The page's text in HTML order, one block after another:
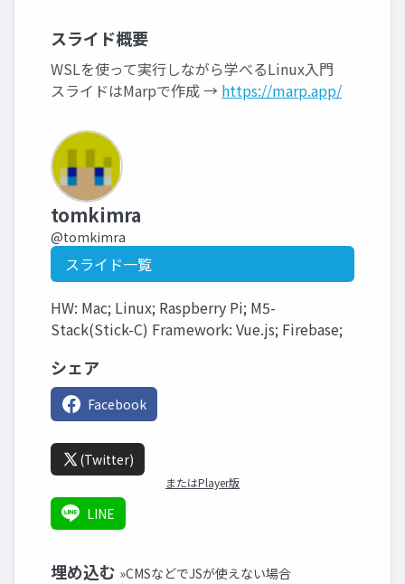
スライド概要
WSLを使って実行しながら学べるLinux入門
スライドはMarpで作成 → https://marp.app/
tomkimra
@tomkimra
スライド一覧
HW: Mac; Linux; Raspberry Pi; M5-
Stack(Stick-C) Framework: Vue.js; Firebase;
シェア
Facebook
(Twitter)
またはPlayer版
LINE
埋め込む »CMSなどでJSが使えない場合